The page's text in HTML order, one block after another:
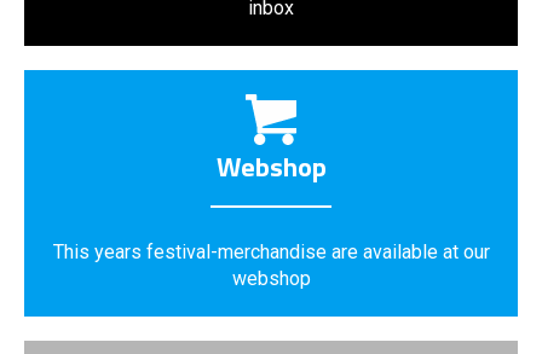
inbox
Webshop
This years festival-merchandise are available at our
webshop